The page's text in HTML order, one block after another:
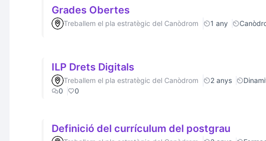
Grades Obertes
Treballem el pla estratègic del Canòdrom 1 any
ILP Drets Digitals
Treballem el pla estratègic del Canòdrom 2 anys
0
0
Definició del currículum del postgrau